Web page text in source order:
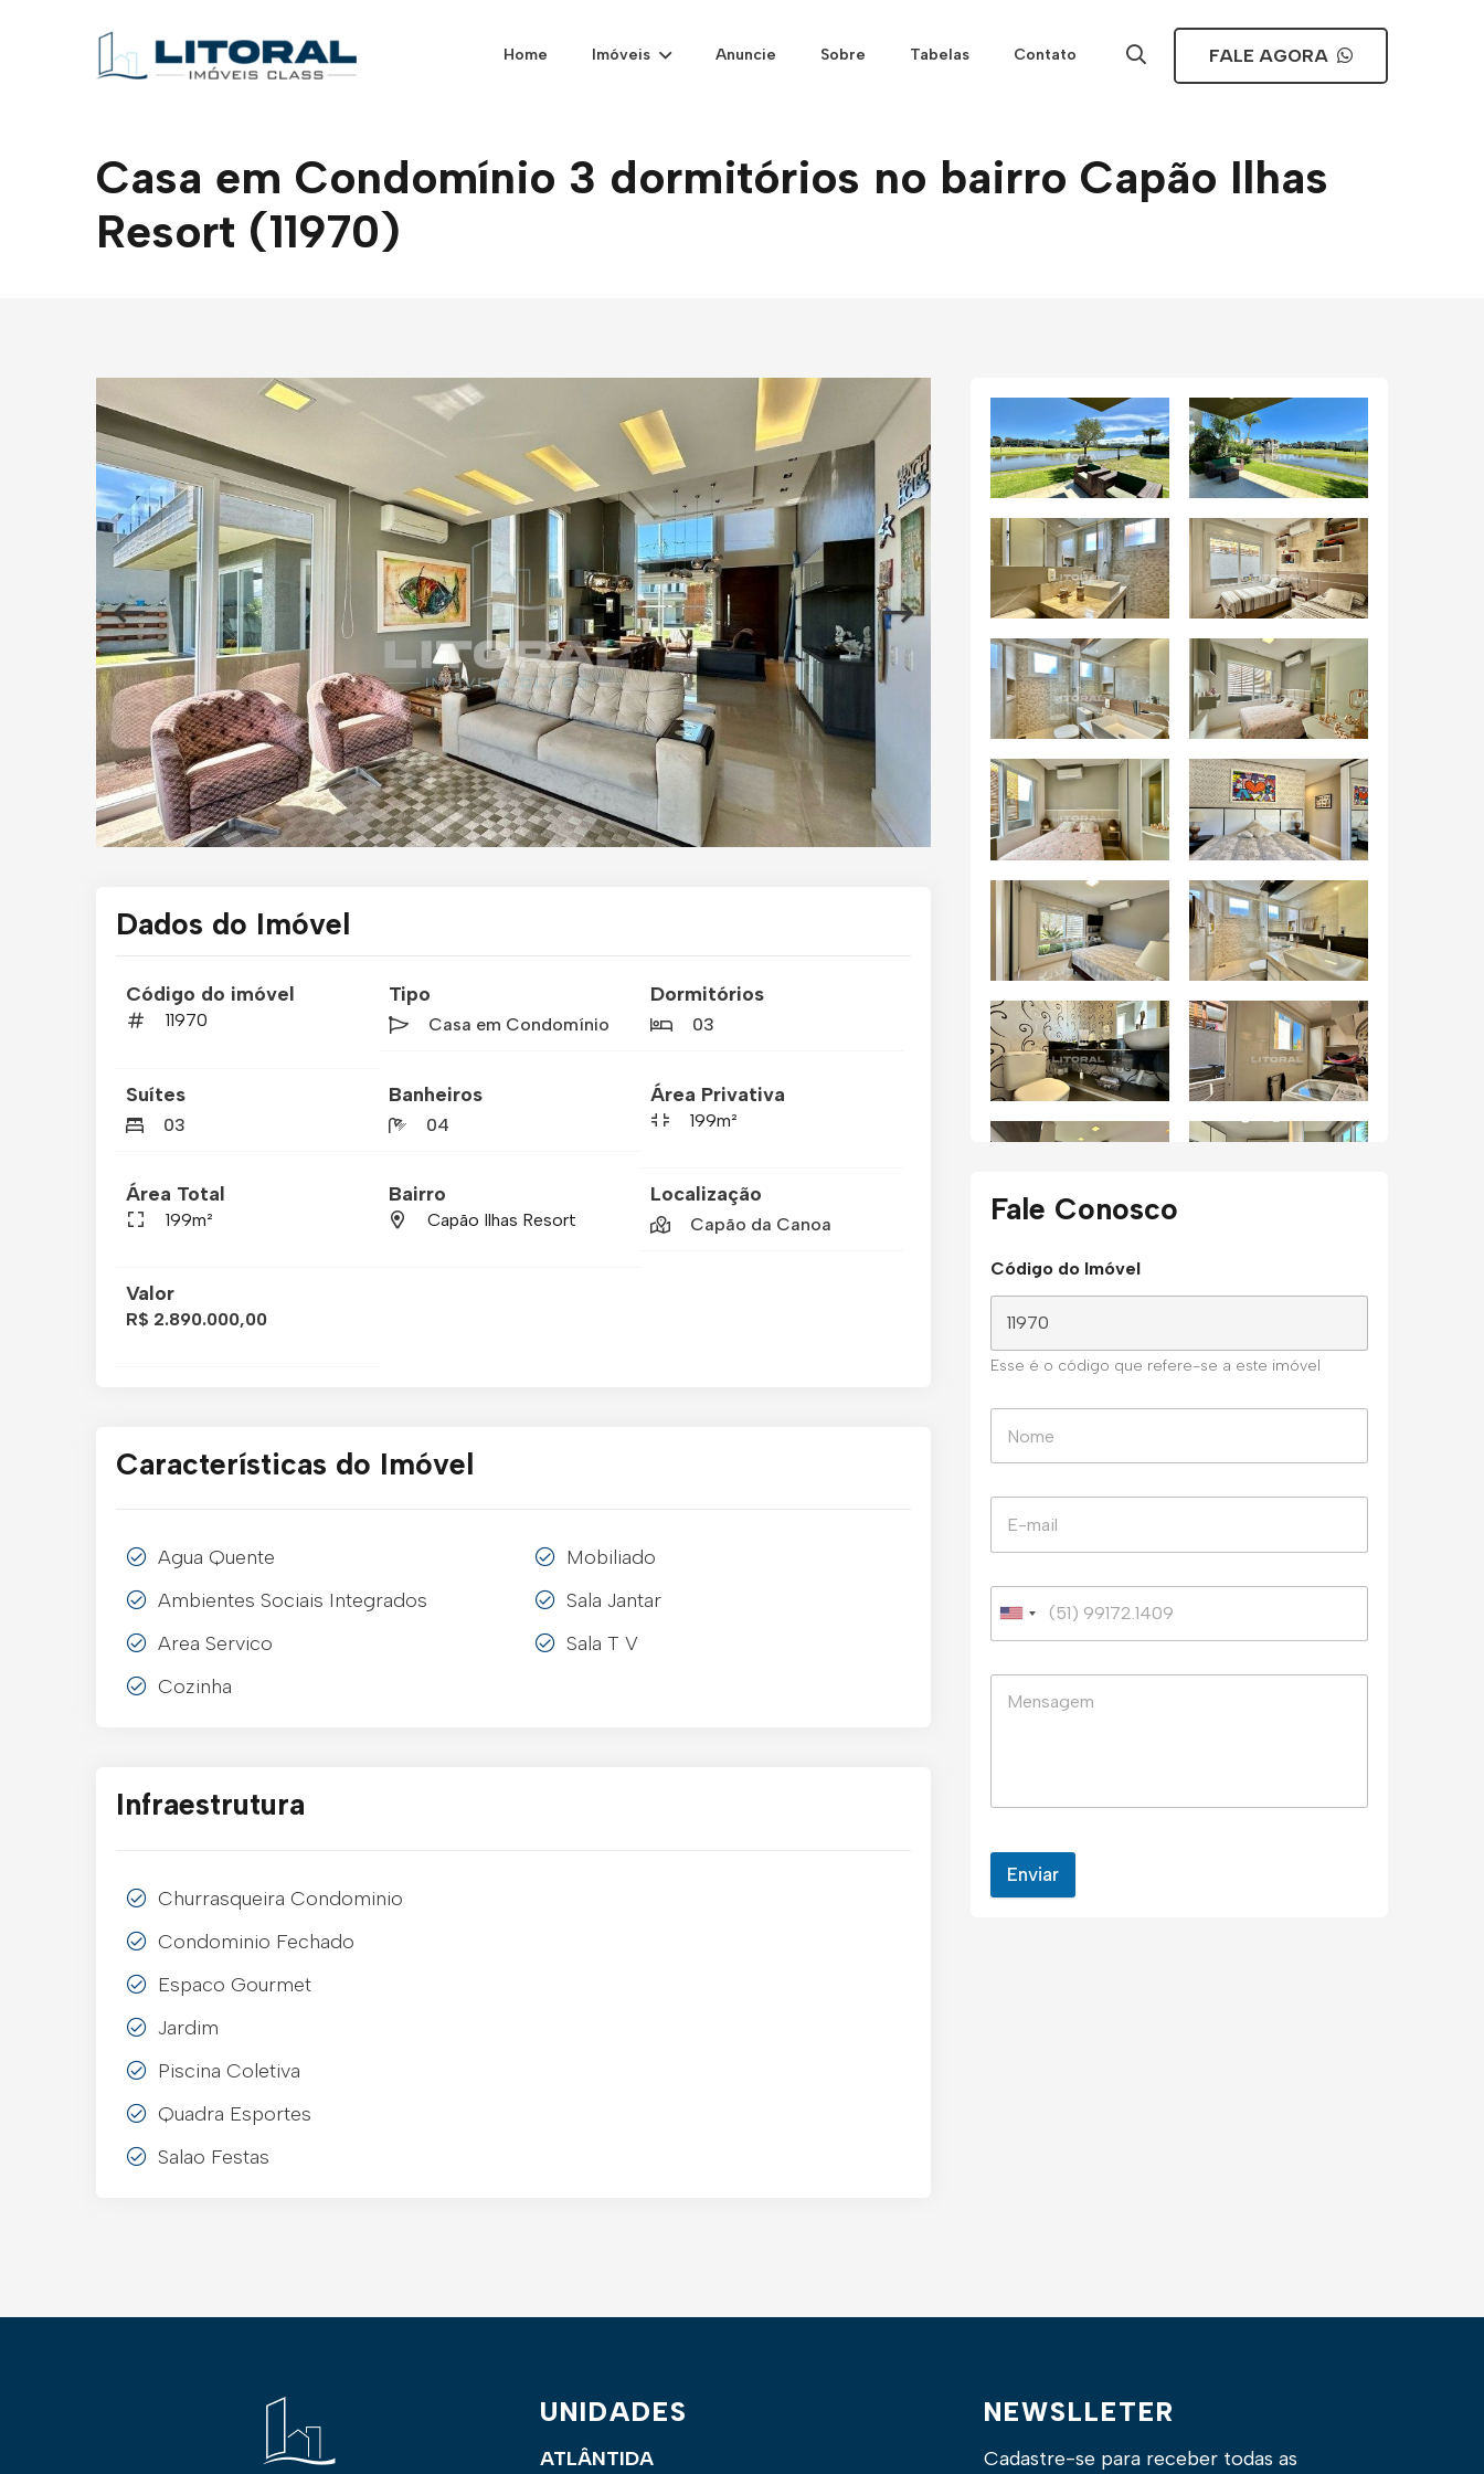
Home Imóveis Anuncie Sobre Tabelas Contato FALE AGORA
Casa em Condomínio 3 dormitórios no bairro Capão Ilhas
Resort (11970)
Dados do Imóvel
Código do imóvel
11970
Tipo
Casa em Condomínio
Dormitórios
03
Suítes
03
Banheiros
04
Área Privativa
199m²
Área Total
199m²
Bairro
Capão Ilhas Resort
Localização
Capão da Canoa
Valor
R$ 2.890.000,00
Características do Imóvel
Agua Quente
Ambientes Sociais Integrados
Area Servico
Cozinha
Mobiliado
Sala Jantar
Sala T V
Infraestrutura
Churrasqueira Condominio
Condominio Fechado
Espaco Gourmet
Jardim
Piscina Coletiva
Quadra Esportes
Salao Festas
Fale Conosco
Código do Imóvel
Esse é o código que refere-se a este imóvel
Enviar
UNIDADES
ATLÂNTIDA
NEWSLLETER
Cadastre-se para receber todas as